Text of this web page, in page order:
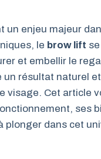
un enjeu majeur
le brow lift
et embellir le
résultat naturel
visage. Cet article
ses
plonger dans cet